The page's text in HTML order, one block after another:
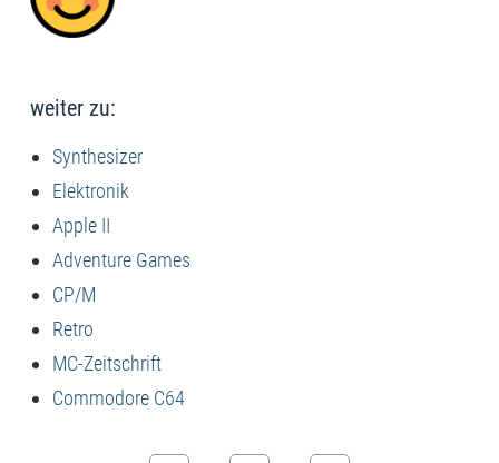
weiter zu:
Synthesizer
Elektronik
Apple II
Adventure Games
CP/M
Retro
MC-Zeitschrift
Commodore C64